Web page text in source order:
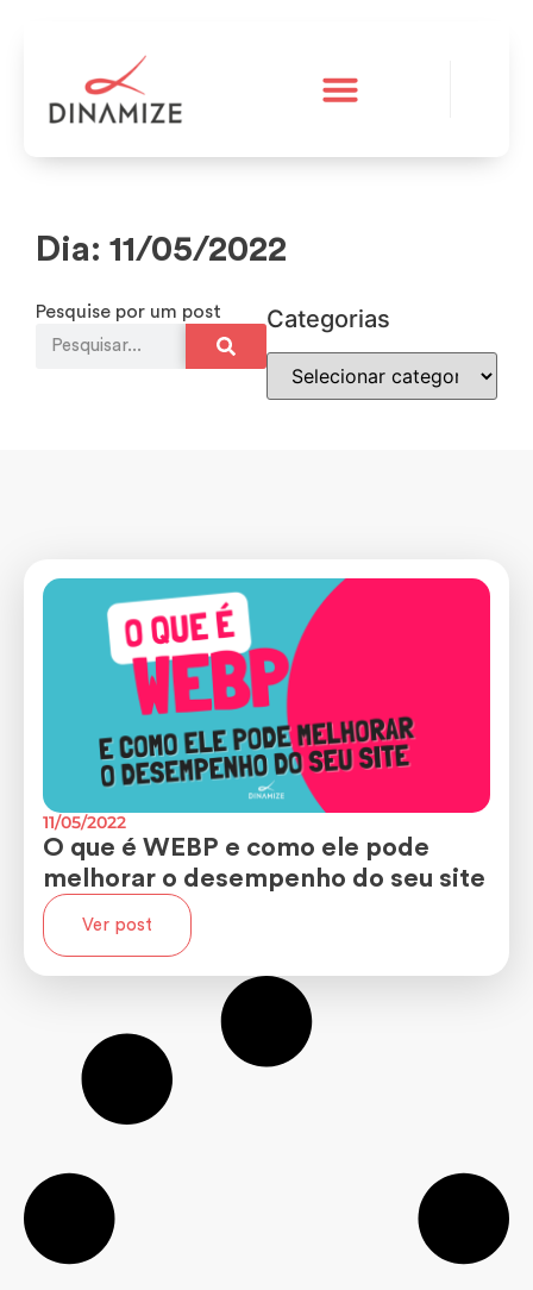
Dia: 11/05/2022
Pesquise por um post Categorias
11/05/2022
O que é WEBP e como ele pode
melhorar o desempenho do seu site
Ver post